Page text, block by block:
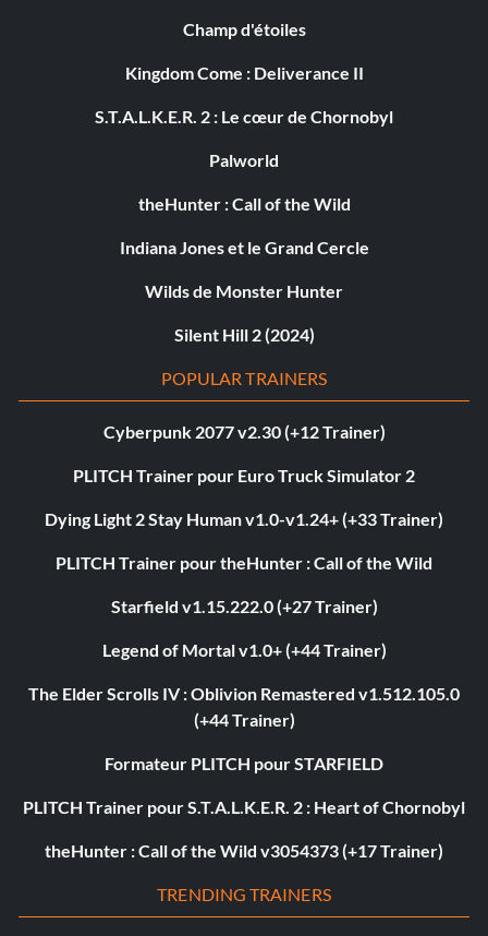
Champ d'étoiles
Kingdom Come : Deliverance II
S.T.A.L.K.E.R. 2 : Le cœur de Chornobyl
Palworld
theHunter : Call of the Wild
Indiana Jones et le Grand Cercle
Wilds de Monster Hunter
Silent Hill 2 (2024)
POPULAR TRAINERS
Cyberpunk 2077 v2.30 (+12 Trainer)
PLITCH Trainer pour Euro Truck Simulator 2
Dying Light 2 Stay Human v1.0-v1.24+ (+33 Trainer)
PLITCH Trainer pour theHunter : Call of the Wild
Starfield v1.15.222.0 (+27 Trainer)
Legend of Mortal v1.0+ (+44 Trainer)
The Elder Scrolls IV : Oblivion Remastered v1.512.105.0
(+44 Trainer)
Formateur PLITCH pour STARFIELD
PLITCH Trainer pour S.T.A.L.K.E.R. 2 : Heart of Chornobyl
theHunter : Call of the Wild v3054373 (+17 Trainer)
TRENDING TRAINERS